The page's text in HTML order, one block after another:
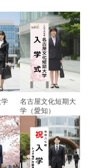
名古屋文化短期大
学（愛知）